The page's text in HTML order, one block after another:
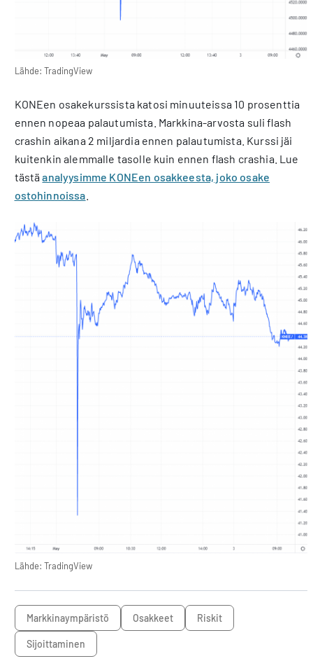
Lähde: TradingView
KONEen osakekurssista katosi minuuteissa 10 prosenttia
ennen nopeaa palautumista. Markkina-arvosta suli flash
crashin aikana 2 miljardia ennen palautumista. Kurssi jäi
kuitenkin alemmalle tasolle kuin ennen flash crashia. Lue
tästäanalyysimme KONEen osakkeesta, joko osake
ostohinnoissa
Lähde: TradingView
markkinaympäristö osakkeet riskit
sijoittaminen